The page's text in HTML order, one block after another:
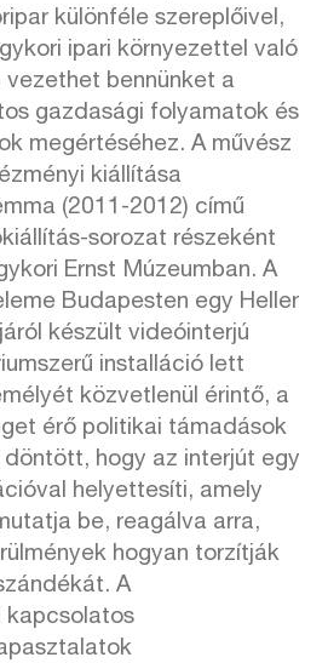
különféle szereplőivel,
ipari környezettel való
vezethet bennünket a
gazdasági folyamatok és
megértéséhez. A művész
kiállítása
(2011-2012) című
sorozat részeként
Ernst Múzeumban. A
Budapesten egy Heller
készült videóinterjú
installáció lett
közvetlenül érintő, a
érő politikai támadások
hogy az interjút egy
helyettesíti, amely
be, reagálva arra,
hogyan torzítják
A
kapcsolatos